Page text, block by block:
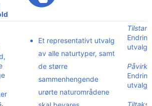
Et representativt utvalg
av alle naturtyper, samt
de større
sammenhengende
urørte naturområdene